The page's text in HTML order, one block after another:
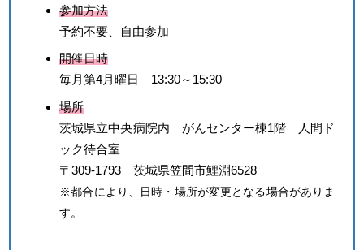
参加方法
予約不要、自由参加
開催日時
毎月第4月曜日 13:30～15:30
場所
茨城県立中央病院内 がんセンター棟1階 人間ド
ック待合室
〒309-1793 茨城県笠間市鯉淵6528
※都合により、日時・場所が変更となる場合がありま
す。